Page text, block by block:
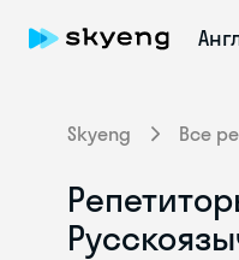
Skyeng Все